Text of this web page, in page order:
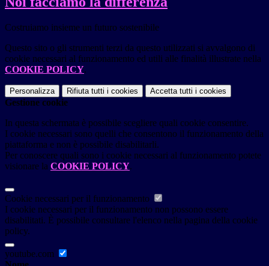
Costruiamo insieme un futuro sostenibile
Questo sito o gli strumenti terzi da questo utilizzati si avvalgono di
cookie necessari al funzionamento ed utili alle finalità illustrate nella
COOKIE POLICY.
Personalizza Rifiuta tutti i cookies Accetta tutti i cookies
Gestione cookie
In questa schermata è possibile scegliere quali cookie consentire.
I cookie necessari sono quelli che consentono il funzionamento della
piattaforma e non è possibile disabilitarli.
Per conoscere quali sono i cookie necessari al funzionamento potete
visionare la COOKIE POLICY.
Cookie necessari per il funzionamento
I cookie necessari per il funzionamento non possono essere
disabilitati. È possibile consultare l'elenco nella pagina della cookie
policy.
youtube.com